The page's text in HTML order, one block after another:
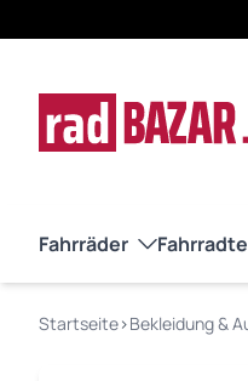
Fahrräder
Startseite›Bekleidung &